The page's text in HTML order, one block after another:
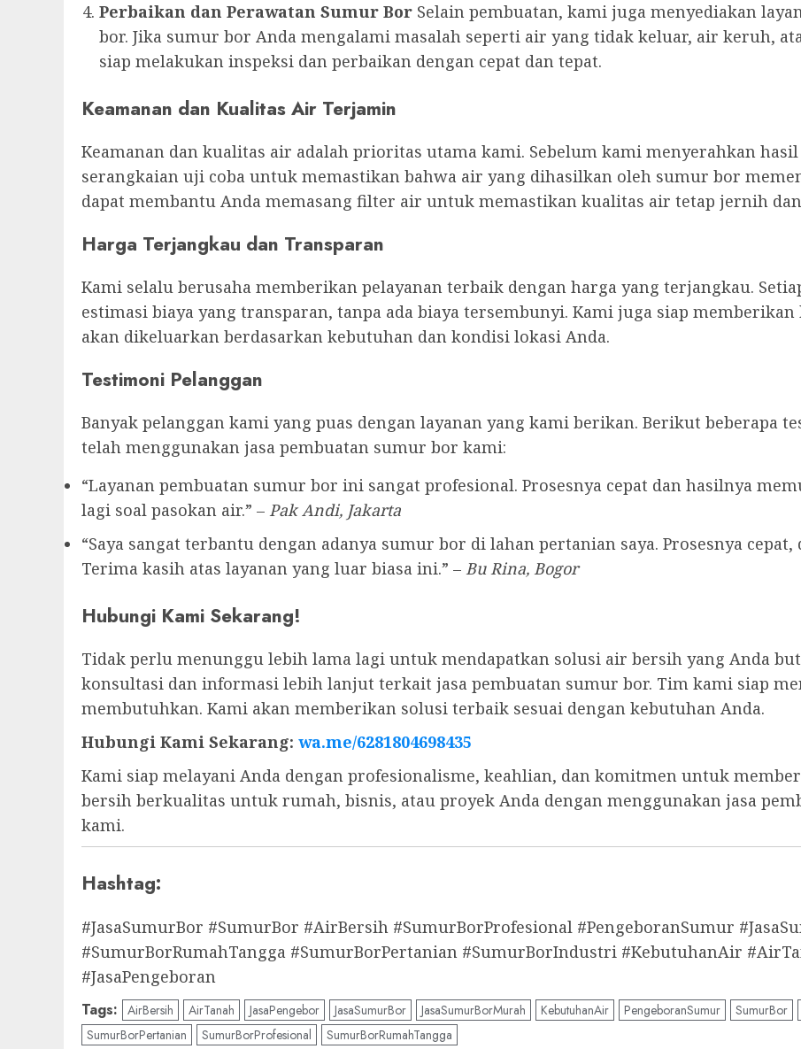
Perbaikan dan Perawatan Sumur Bor Selain pembuatan, kami juga menyediakan
bor. Jika sumur bor Anda mengalami masalah seperti air yang tidak keluar, air keruh,
siap melakukan inspeksi dan perbaikan dengan cepat dan tepat.
Keamanan dan Kualitas Air Terjamin
Keamanan dan kualitas air adalah prioritas utama kami. Sebelum kami menyerahkan
serangkaian uji coba untuk memastikan bahwa air yang dihasilkan oleh sumur bor
dapat membantu Anda memasang filter air untuk memastikan kualitas air tetap jernih
Harga Terjangkau dan Transparan
Kami selalu berusaha memberikan pelayanan terbaik dengan harga yang terjangkau.
estimasi biaya yang transparan, tanpa ada biaya tersembunyi. Kami juga siap
akan dikeluarkan berdasarkan kebutuhan dan kondisi lokasi Anda.
Testimoni Pelanggan
Banyak pelanggan kami yang puas dengan layanan yang kami berikan. Berikut beberapa
telah menggunakan jasa pembuatan sumur bor kami:
“Layanan pembuatan sumur bor ini sangat profesional. Prosesnya cepat dan hasilnya
lagi soal pasokan air.” – Pak Andi, Jakarta
“Saya sangat terbantu dengan adanya sumur bor di lahan pertanian saya. Prosesnya
Terima kasih atas layanan yang luar biasa ini.” – Bu Rina, Bogor
Hubungi Kami Sekarang!
Tidak perlu menunggu lebih lama lagi untuk mendapatkan solusi air bersih yang Anda
konsultasi dan informasi lebih lanjut terkait jasa pembuatan sumur bor. Tim kami siap
membutuhkan. Kami akan memberikan solusi terbaik sesuai dengan kebutuhan Anda.
Hubungi Kami Sekarang: wa.me/6281804698435
Kami siap melayani Anda dengan profesionalisme, keahlian, dan komitmen untuk
bersih berkualitas untuk rumah, bisnis, atau proyek Anda dengan menggunakan jasa
kami.
Hashtag:
#JasaSumurBor #SumurBor #AirBersih #SumurBorProfesional #PengeboranSumur
#SumurBorRumahTangga #SumurBorPertanian #SumurBorIndustri #KebutuhanAir
#JasaPengeboran
Tags: AirBersih AirTanah JasaPengebor JasaSumurBor JasaSumurBorMurah KebutuhanAir PengeboranSumur SumurBor
SumurBorPertanian
SumurBorProfesional SumurBorRumahTangga